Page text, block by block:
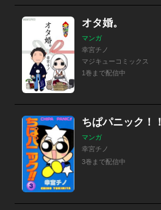
オタ婚。
マンガ
幸宮チノ
マジキューコミックス
1巻まで配信中
ちぱパニック！！
マンガ
幸宮チノ
3巻まで配信中